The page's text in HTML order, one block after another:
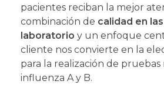
pacientes reciban la mejor
combinación de calidad en
laboratorio y un enfoque
cliente nos convierte en la
para la realización de pruebas
influenza A y B.